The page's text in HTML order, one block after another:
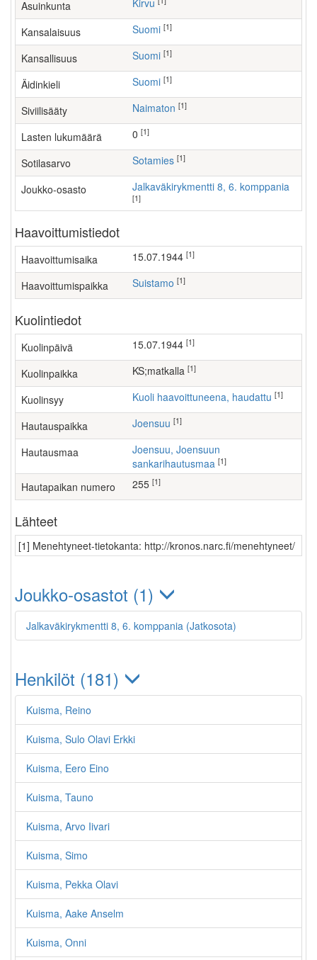
Asuinkunta Kirvu
Kansalaisuus Suomi [1]
Kansallisuus Suomi [1]
Äidinkieli Suomi [1]
Siviilisääty Naimaton [1]
Lasten lukumäärä [1]
Sotilasarvo Sotamies [1]
Joukko-osasto Jalkaväkirykmentti 8, 6. komppania
[1]
Haavoittumistiedot
Haavoittumisaika 15.07.1944 [1]
Haavoittumispaikka Suistamo [1]
Kuolintiedot
Kuolinpäivä 15.07.1944 [1]
Kuolinpaikka KS;matkalla [1]
Kuolinsyy Kuoli haavoittuneena, haudattu [1]
Hautauspaikka Joensuu [1]
Hautausmaa
Joensuu, Joensuun
sankarihautusmaa [1]
Hautapaikan numero 255 [1]
Lähteet
[1] Menehtyneet-tietokanta: http://kronos.narc.fi/menehtyneet/
Joukko-osastot (1)
Jalkaväkirykmentti 8, 6. komppania (Jatkosota)
Henkilöt (181)
Kuisma, Reino
Kuisma, Sulo Olavi Erkki
Kuisma, Eero Eino
Kuisma, Tauno
Kuisma, Arvo Iivari
Kuisma, Simo
Kuisma, Pekka Olavi
Kuisma, Aake Anselm
Kuisma, Onni